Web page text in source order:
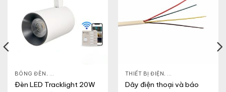
BÓNG ĐÈN , ĐÈN LED CHIẾU ĐIỂM ĐÈN THÔNG MINH,ĐÈN TRANG TRÍ
Đèn LED Tracklight 20W
THIẾT BỊ ĐIỆN, DÂY CÁP MẠNG
Dây điện thoại và báo
THIẾT BỊ ĐIỆN